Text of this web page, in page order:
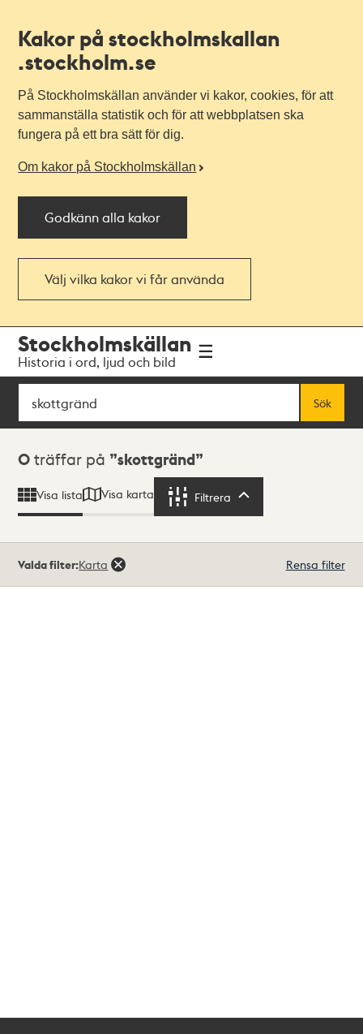
Kakor på stockholmskallan
.stockholm.se
På Stockholmskällan använder vi kakor, cookies, för att
sammanställa statistik och för att webbplatsen ska
fungera på ett bra sätt för dig.
Om kakor på Stockholmskällan
Godkänn alla kakor
Välj vilka kakor vi får använda
navigationen
huvudinnehållet
Stockholmskällan
Historia i ord, ljud och bild
Sök
Sök
Sökresultat
0 träffar på skottgränd
Visa lista Visa karta Filtrera
Valda filter:Karta Rensa filter